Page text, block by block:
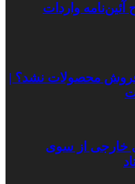
واردات
فروش محصولات نشد؟ |
خارجی از سوی